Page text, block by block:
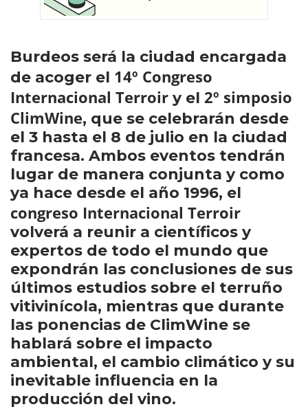
Burdeos será la ciudad encargada
de acoger el 14º Congreso
Internacional Terroir y el 2º simposio
ClimWine, que se celebrarán desde
el 3 hasta el 8 de julio en la ciudad
francesa. Ambos eventos tendrán
lugar de manera conjunta y como
ya hace desde el año 1996, el
congreso Internacional Terroir
volverá a reunir a científicos y
expertos de todo el mundo que
expondrán las conclusiones de sus
últimos estudios sobre el terruño
vitivinícola, mientras que durante
las ponencias de ClimWine se
hablará sobre el impacto
ambiental, el cambio climático y su
inevitable influencia en la
producción del vino.